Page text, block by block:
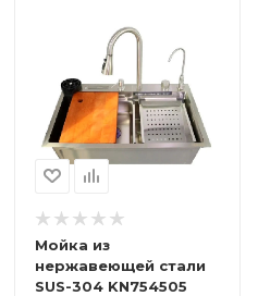
Мойка из
нержавеющей стали
SUS-304 KN754505